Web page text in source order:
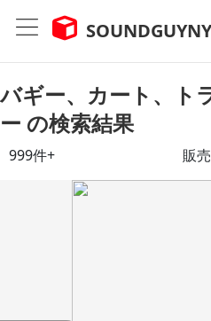
バギー、カート、ト
ー の検索結果
999件+ 販